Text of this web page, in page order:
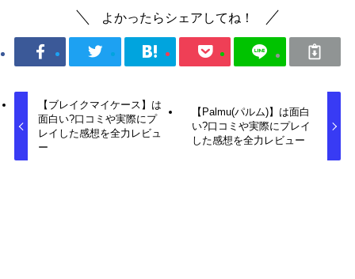
よかったらシェアしてね！
【ブレイクマイケース】は
面白い?口コミや実際にプ
レイした感想を全力レビュ
ー
【Palmu(パルム)】は面白
い?口コミや実際にプレイ
した感想を全力レビュー